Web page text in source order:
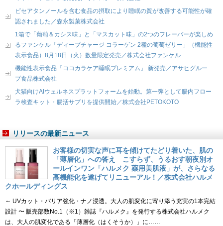
ピセアタンノールを含む食品の摂取により睡眠の質が改善する可能性が確
認されました／森永製菓株式会社
1箱で「葡萄＆カシス味」と「マスカット味」の2つのフレーバーが楽しめ
るファンケル「ディープチャージ コラーゲン 2種の葡萄ゼリー」（機能性
表示食品）8月18日（火）数量限定発売／株式会社ファンケル
機能性表示食品『ココカラケア睡眠プレミアム』 新発売／アサヒグルー
プ食品株式会社
犬猫向けAIウェルネスプラットフォームを始動。第一弾として腸内フロー
ラ検査キット・腸活サプリを提供開始／株式会社PETOKOTO
リリースの最新ニュース
お客様の切実な声に耳を傾けてたどり着いた、肌の
「薄層化」への答え こすらず、うるおす朝夜別オ
ールインワン「ハルメク 薬用美肌液」が、さらなる
高機能化を遂げてリニューアル！／株式会社ハルメ
クホールディングス
～ UVカット・バリア強化・ナノ浸透。大人の肌変化に寄り添う充実の1本完結
設計 〜 販売部数No.1（※1）雑誌『ハルメク』を発行する株式会社ハルメク
は、大人の肌変化である「薄層化（はくそうか）」に……